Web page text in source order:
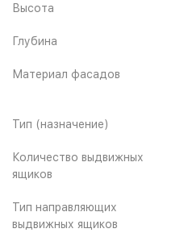
Высота
Глубина
Материал фасадов
Тип (назначение)
Количество выдвижных
ящиков
Тип направляющих
выдвижных ящиков